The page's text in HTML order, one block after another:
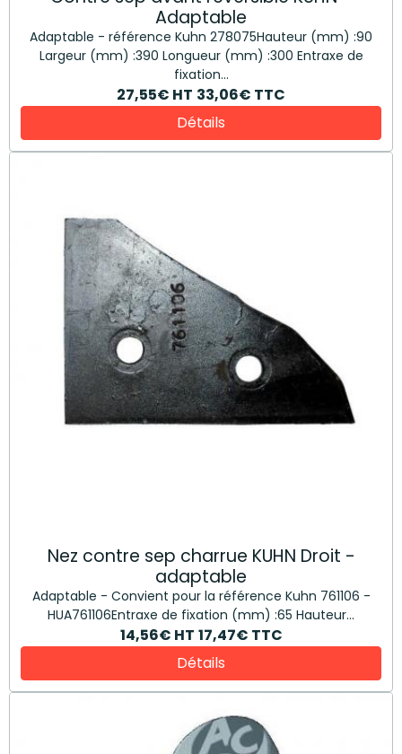
Adaptable
Adaptable - référence Kuhn 278075Hauteur (mm) :90
Largeur (mm) :390 Longueur (mm) :300 Entraxe de
fixation...
27,55€ HT 33,06€ TTC
Détails
Nez contre sep charrue KUHN Droit -
adaptable
Adaptable - Convient pour la référence Kuhn 761106 -
HUA761106Entraxe de fixation (mm) :65 Hauteur...
14,56€ HT 17,47€ TTC
Détails